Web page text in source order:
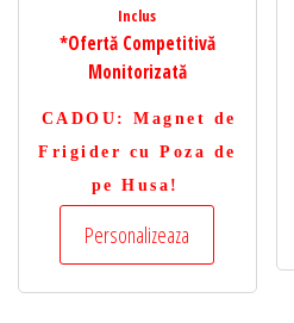
Inclus
*Ofertă Competitivă
Monitorizată
CADOU : Magnet de
Frigider cu Poza de
pe Husa!
Personalizeaza